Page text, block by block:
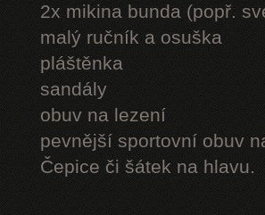
2x mikina bunda (popř.
malý ručník a osuška
pláštěnka
sandály
obuv na lezení
pevnější sportovní obuv
Čepice či šátek na hlavu.